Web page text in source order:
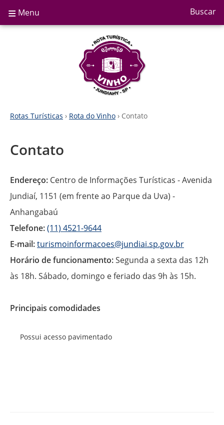
Buscar
≡ Menu
Rotas Turísticas › Rota do Vinho › Contato
Contato
Endereço: Centro de Informações Turísticas - Avenida
Jundiaí, 1151 (em frente ao Parque da Uva) -
Anhangabaú
Telefone:(11) 4521-9644
E-mail:turismoinformacoes@jundiai.sp.gov.br
Horário de funcionamento:Segunda a sexta das 12h
às 18h. Sábado, domingo e feriado das 9h às 15h.
Principais comodidades
Possui acesso pavimentado